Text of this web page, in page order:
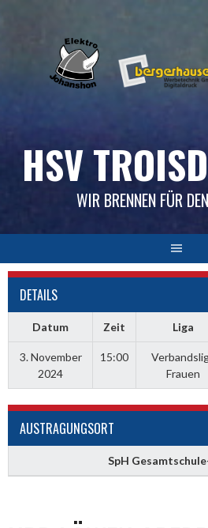
HSV
WIR BRENNEN FÜR
DETAILS
Datum Zeit Liga
3. November
2024
15:00
Frauen
AUSTRAGUNGSORT
SpH